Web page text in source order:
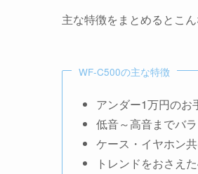
主な特徴をまとめるとこん
WF-C500の主な特徴
アンダー1万円のお
低音～高音までバ
ケース・イヤホン
トレンドをおさえ